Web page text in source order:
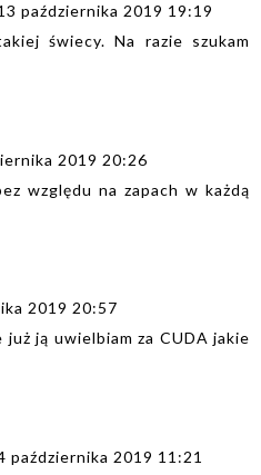
października 2019 19:19
świecy. Na razie szukam
2019 20:26
względu na zapach w każdą
2019 20:57
ją uwielbiam za CUDA jakie
października 2019 11:21